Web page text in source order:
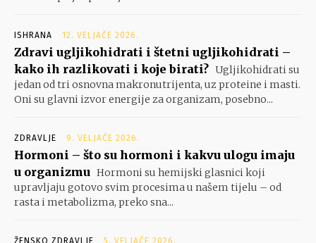
ISHRANA 12. VELJAČE 2026.
Zdravi ugljikohidrati i štetni ugljikohidrati –
kako ih razlikovati i koje birati? Ugljikohidrati su
jedan od tri osnovna makronutrijenta, uz proteine i masti.
Oni su glavni izvor energije za organizam, posebno...
ZDRAVLJE 9. VELJAČE 2026.
Hormoni – što su hormoni i kakvu ulogu imaju
u organizmu Hormoni su hemijski glasnici koji
upravljaju gotovo svim procesima u našem tijelu – od
rasta i metabolizma, preko sna...
ŽENSKO ZDRAVLJE 5. VELJAČE 2026.